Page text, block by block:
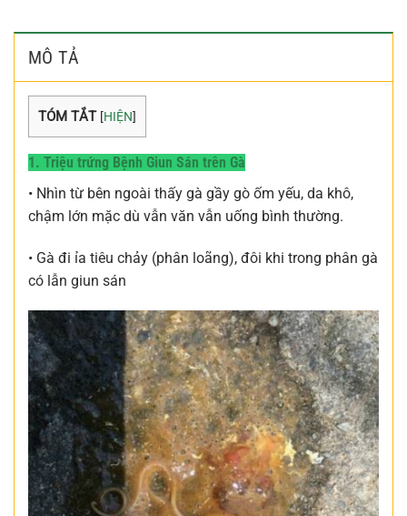
MÔ TẢ
TÓM TẮT [HIỆN]
1. Triệu trứng Bệnh Giun Sán trên Gà
• Nhìn từ bên ngoài thấy gà gầy gò ốm yếu, da khô,
chậm lớn mặc dù vẫn văn vẫn uống bình thường.
• Gà đi ỉa tiêu chảy (phân loãng), đôi khi trong phân gà
có lẫn giun sán